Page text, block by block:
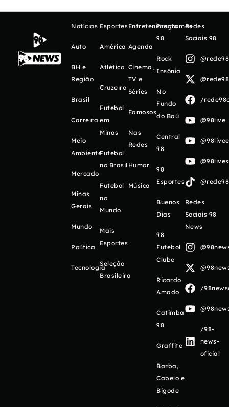
Notícias
Auto
BH e
Região
Brasil
Carreira
Meio
Ambiente
Mercado
Minas
Gerais
Mundo
Política
Tecnologia
Esportes
América
Atlético
Cruzeiro
Futebol
em
Minas
Futebol
no Brasil
Futebol
no
Mundo
Mais
Esportes
Seleção
Brasileira
Entretenimento
Agenda
Cinema,
TV e
Séries
Famosos
Nas
Redes
Humor
Música
Programas
98
Rock
Insônia
No
Fundo
do Baú
Central
98
98
Esportes
Buenos
Días
98
Futebol
Clube
Ricardo
Amado
Catimba
98
Graffite
Barba,
Cabelo e
Bigode
Redes
Sociais 98
/
@98live
Redes
Sociais 98
News
/
/98-
news-
oficial